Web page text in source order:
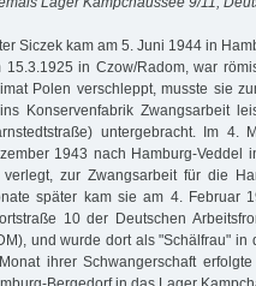
Siczek kam am 5. Juni 1944 in
15.3.1925 in Czow/Radom, war
Polen verschleppt, musste sie
Konservenfabrik Zwangsarbeit
untergebracht. Im 4.
1943 nach Hamburg-Veddel
zur Zwangsarbeit für die
später kam sie am 4. Februar
10 der Deutschen
und wurde dort als "Schälfrau"
ihrer Schwangerschaft